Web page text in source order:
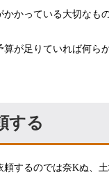
かっている大切なも
が足りていれば何ら
する
するのでは奈Kぬ、